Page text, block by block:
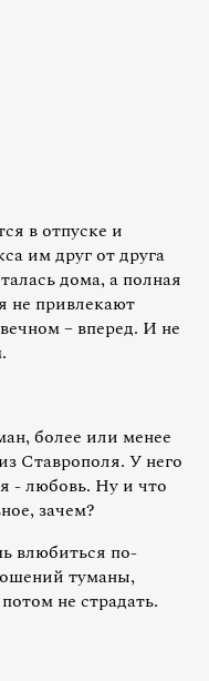
в отпуске и
им друг от друга
дома, а полная
не привлекают
– вперед. И не
более или менее
Ставрополя. У него
- любовь. Ну и что
зачем?
влюбиться по-
туманы,
не страдать.